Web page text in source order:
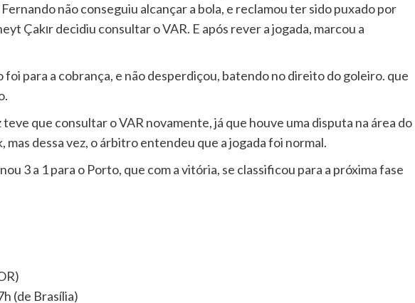
não conseguiu alcançar a bola, e reclamou ter sido puxado por
Çakιr decidiu consultar o VAR. E após rever a jogada, marcou a
para a cobrança, e não desperdiçou, batendo no direito do goleiro. que
que consultar o VAR novamente, já que houve uma disputa na área do
dessa vez, o árbitro entendeu que a jogada foi normal.
3 a 1 para o Porto, que com a vitória, se classificou para a próxima fase
(de Brasília)